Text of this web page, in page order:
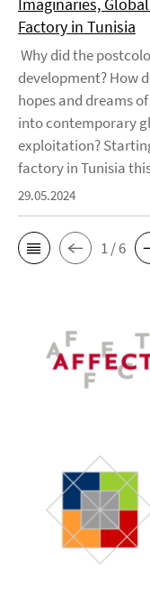
Factory in Tunisia
Why did the
development? How
hopes and dreams
into contemporary
exploitation?
factory in Tunisia
29.05.2024
1 / 6